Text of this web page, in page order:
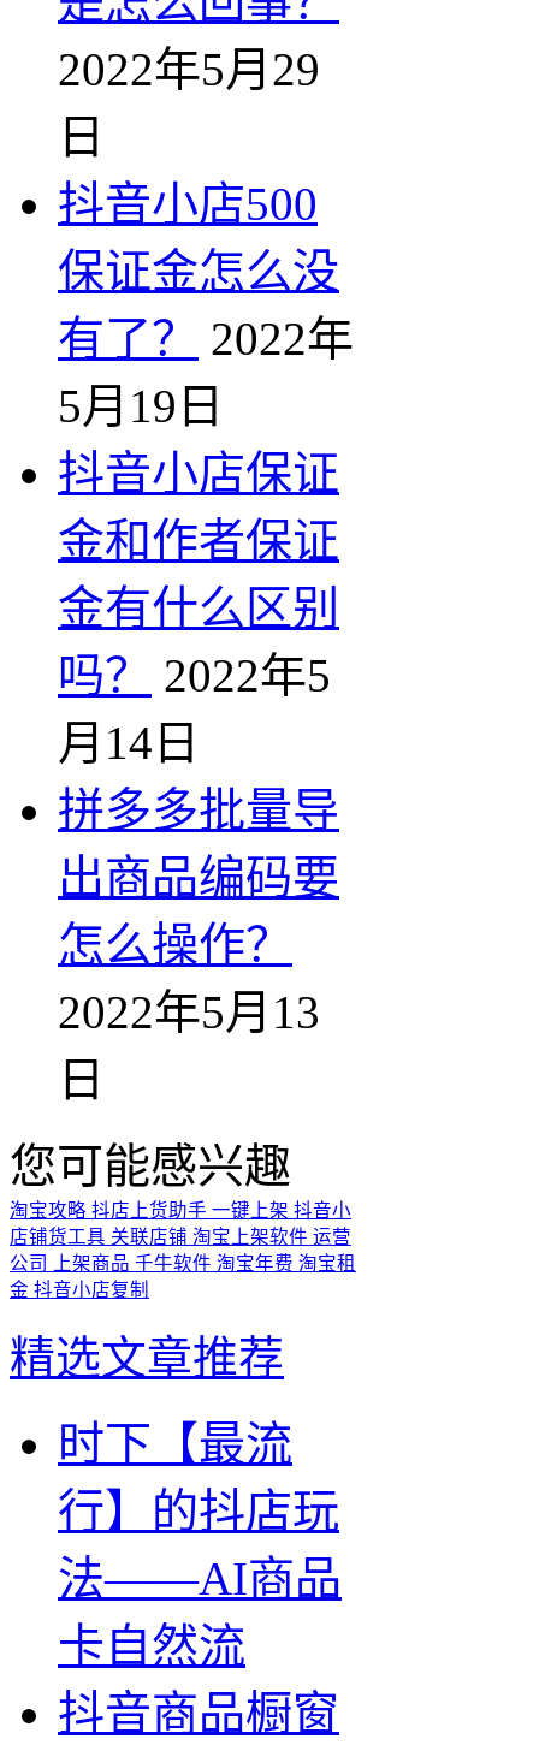
2022年5月29
日
抖音小店500
保证金怎么没
有了？
2022年
5月19日
抖音小店保证
金和作者保证
金有什么区别
吗？
2022年5
月14日
拼多多批量导
出商品编码要
怎么操作？
2022年5月13
日
您可能感兴趣
淘宝攻略 抖店上货助手 一键上架 抖音小
店铺货工具 关联店铺 淘宝上架软件 运营
公司 上架商品 千牛软件 淘宝年费 淘宝租
金 抖音小店复制
精选文章推荐
时下【最流
行】的抖店玩
法——AI商品
卡自然流
抖音商品橱窗